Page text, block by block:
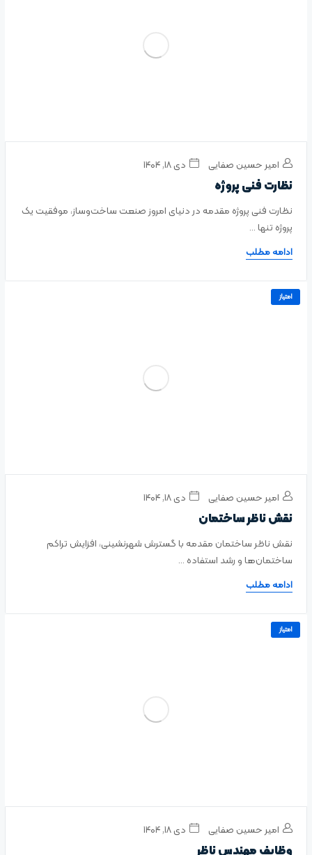
امیر حسین صفایی دی ۱۸, ۱۴۰۴
نظارت فنی پروژه
نظارت فنی پروژه مقدمه در دنیای امروز صنعت ساخت‌وساز، موفقیت یک
پروژه تنها ...
ادامه مطلب
امتیاز
امیر حسین صفایی دی ۱۸, ۱۴۰۴
نقش ناظر ساختمان
نقش ناظر ساختمان مقدمه با گسترش شهرنشینی، افزایش تراکم
ساختمان‌ها و رشد استفاده ...
ادامه مطلب
امتیاز
امیر حسین صفایی دی ۱۸, ۱۴۰۴